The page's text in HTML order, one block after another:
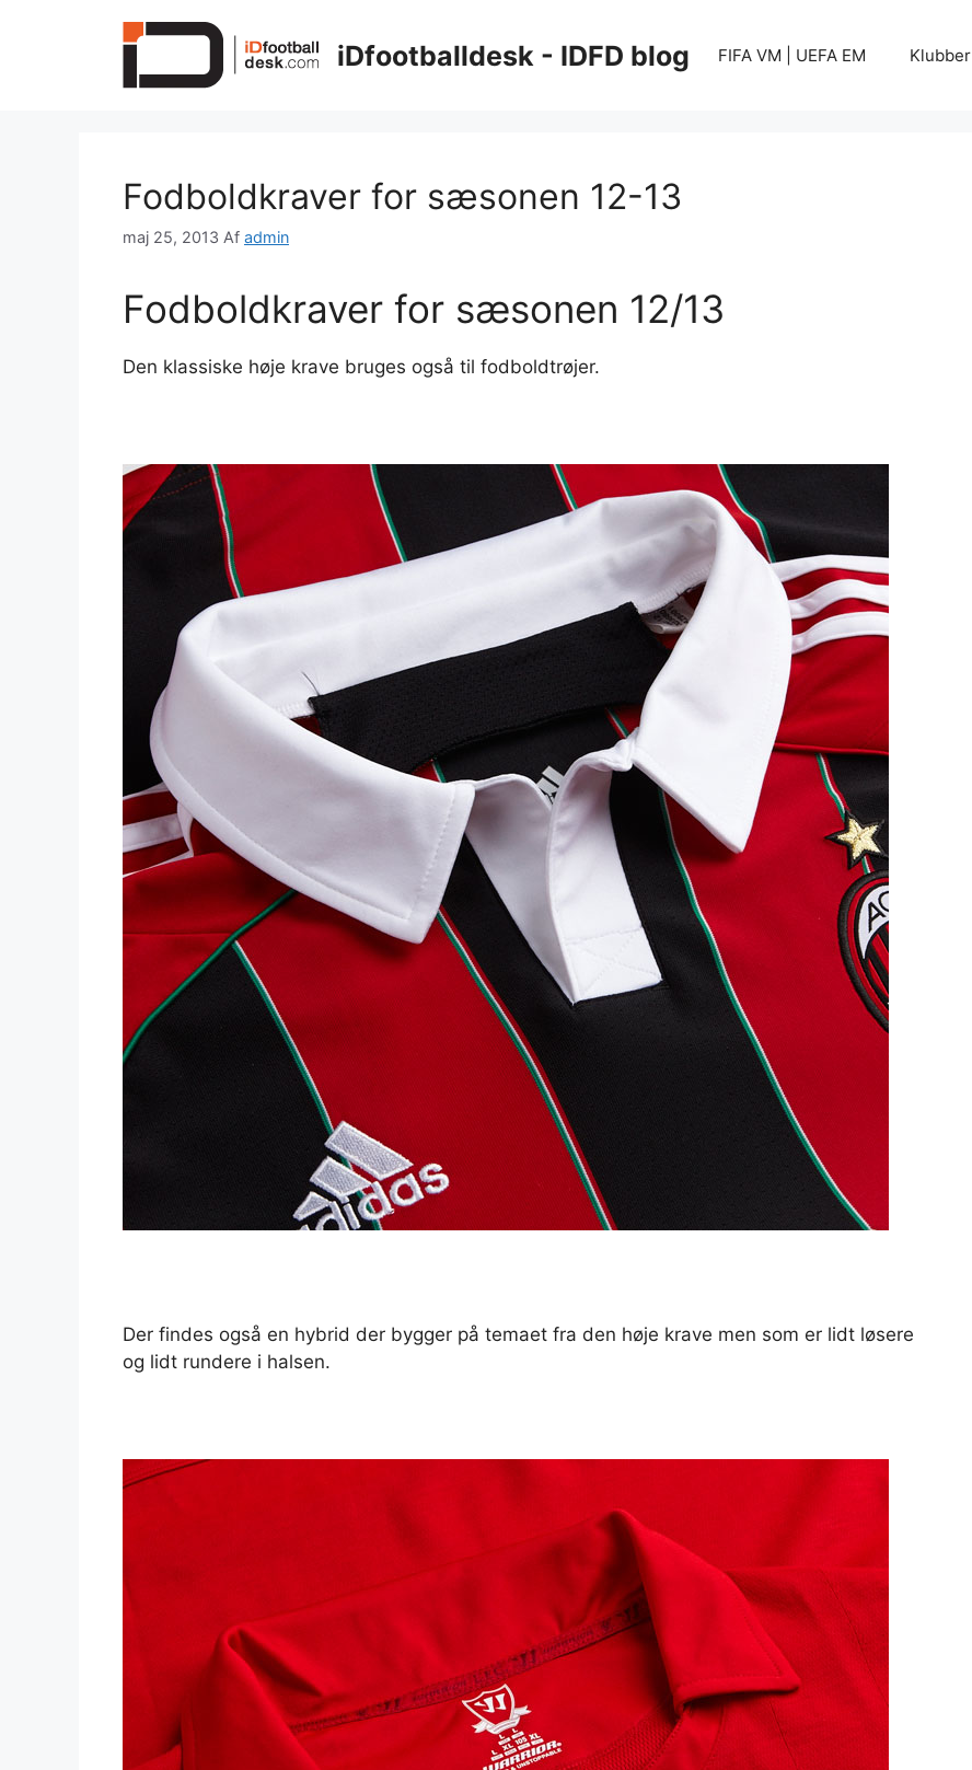
iDfootballdesk - IDFD blog FIFA VM | UEFA EM Klubber
Fodboldkraver for sæsonen 12-13
maj 25, 2013 Af admin
Fodboldkraver for sæsonen 12/13
Den klassiske høje krave bruges også til fodboldtrøjer.
Der findes også en hybrid der bygger på temaet fra den høje krave men som er lidt løsere
og lidt rundere i halsen.